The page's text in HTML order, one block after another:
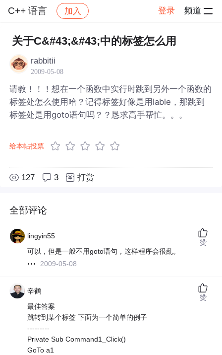
C++ 语言 加入 登录 频道
社区 C++ 语言 帖子详情
关于C&#43;&#43;中的标签怎么用
rabbitii
2009-05-08
请教！！！想在一个函数中实行时跳到另外一个函数的
标签处怎么使用哈？记得标签好像是用lable，那跳到
标签处是用goto语句吗？？恳求高手帮忙。。。
给本帖投票
127 3 打赏
全部评论
lingyin55
可以，但是一般不用goto语句，这样程序会很乱。
2009-05-08
赞
辛鹤
最佳答案
跳转到某个标签 下面为一个简单的例子
---------
Private Sub Command1_Click()
GoTo a1
赞